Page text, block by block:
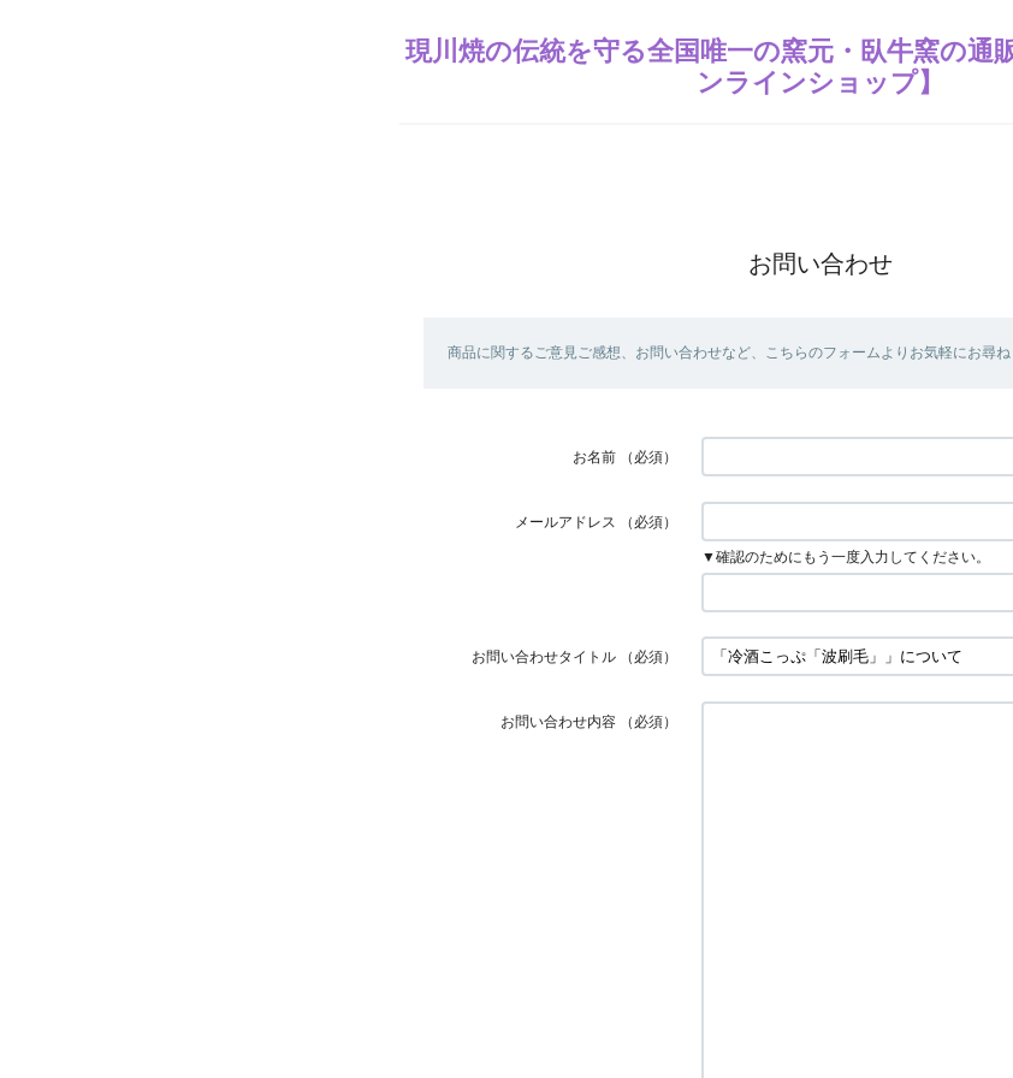
現川焼の伝統を守る全国唯一の窯元・臥牛窯の通
ンラインショップ】
お問い合わせ
商品に関するご意見ご感想、お問い合わせなど、こちらのフォームよりお気軽にお尋ね
お名前 （必須）
メールアドレス （必須）
▼確認のためにもう一度入力してください。
お問い合わせタイトル （必須）
お問い合わせ内容 （必須）